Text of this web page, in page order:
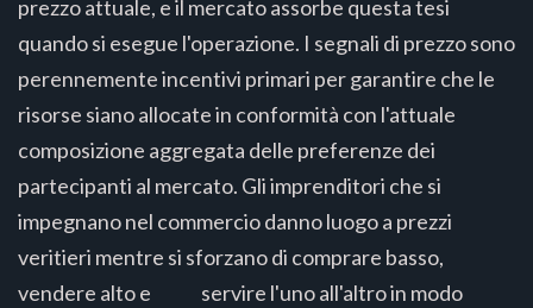
prezzo attuale, e il mercato assorbe questa tesi
quando si esegue l'operazione. I segnali di prezzo sono
perennemente incentivi primari per garantire che le
risorse siano allocate in conformità con l'attuale
composizione aggregata delle preferenze dei
partecipanti al mercato. Gli imprenditori che si
impegnano nel commercio danno luogo a prezzi
veritieri mentre si sforzano di comprare basso,
vendere alto e servire l'uno all'altro in modo